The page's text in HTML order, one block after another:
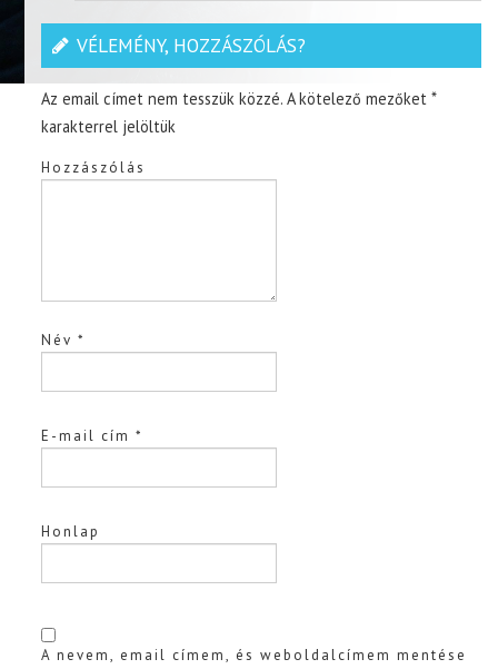
VÉLEMÉNY, HOZZÁSZÓLÁS?
Az email címet nem tesszük közzé. A kötelező mezőket*
karakterrel jelöltük
Hozzászólás
Név*
E-mail cím*
Honlap
A nevem, email címem, és weboldalcímem mentése